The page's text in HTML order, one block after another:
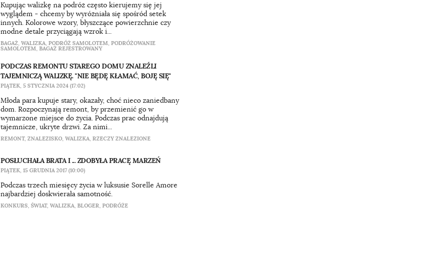
Kupując walizkę na podróż często kierujemy się jej
wyglądem - chcemy by wyróżniała się spośród setek
innych. Kolorowe wzory, błyszczące powierzchnie czy
modne detale przyciągają wzrok i...
BAGAŻ, WALIZKA, PODRÓŻ SAMOLOTEM, PODRÓŻOWANIE
SAMOLOTEM, BAGAŻ REJESTROWANY
PODCZAS REMONTU STAREGO DOMU ZNALEŹLI
TAJEMNICZĄ WALIZKĘ. "NIE BĘDĘ KŁAMAĆ, BOJĘ SIĘ"
PIĄTEK, 5 STYCZNIA 2024 (17:02)
Młoda para kupuje stary, okazały, choć nieco zaniedbany
dom. Rozpoczynają remont, by przemienić go w
wymarzone miejsce do życia. Podczas prac odnajdują
tajemnicze, ukryte drzwi. Za nimi...
REMONT, ZNALEZISKO, WALIZKA, RZECZY ZNALEZIONE
POSŁUCHAŁA BRATA I ... ZDOBYŁA PRACĘ MARZEŃ
PIĄTEK, 15 GRUDNIA 2017 (10:00)
Podczas trzech miesięcy życia w luksusie Sorelle Amore
najbardziej doskwierała samotność.
KONKURS, ŚWIAT, WALIZKA, BLOGER, PODRÓŻE